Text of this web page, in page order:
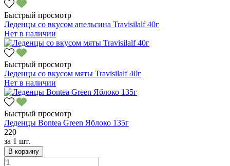
Быстрый просмотр
Леденцы со вкусом апельсина Travisilalf 40г
Нет в наличии
Быстрый просмотр
Леденцы со вкусом мяты Travisilalf 40г
Нет в наличии
Быстрый просмотр
Леденцы Bontea Green Яблоко 135г
220
за 1 шт.
В корзину